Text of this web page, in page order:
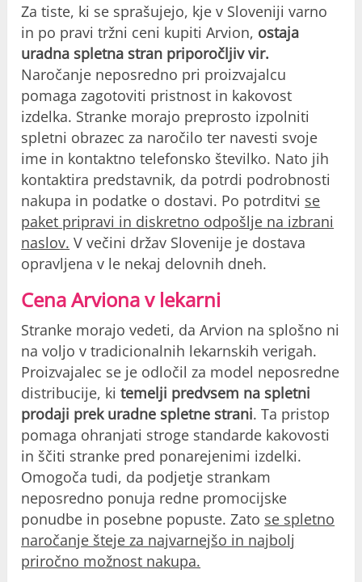
Za tiste, ki se sprašujejo, kje v Sloveniji varno
in po pravi tržni ceni kupiti Arvion, ostaja
uradna spletna stran priporočljiv vir.
Naročanje neposredno pri proizvajalcu
pomaga zagotoviti pristnost in kakovost
izdelka. Stranke morajo preprosto izpolniti
spletni obrazec za naročilo ter navesti svoje
ime in kontaktno telefonsko številko. Nato jih
kontaktira predstavnik, da potrdi podrobnosti
nakupa in podatke o dostavi. Po potrditvi se
paket pripravi in diskretno odpošlje na izbrani
naslov. V večini držav Slovenije je dostava
opravljena v le nekaj delovnih dneh.
Cena Arviona v lekarni
Stranke morajo vedeti, da Arvion na splošno ni
na voljo v tradicionalnih lekarnskih verigah.
Proizvajalec se je odločil za model neposredne
distribucije, ki temelji predvsem na spletni
prodaji prek uradne spletne strani. Ta pristop
pomaga ohranjati stroge standarde kakovosti
in ščiti stranke pred ponarejenimi izdelki.
Omogoča tudi, da podjetje strankam
neposredno ponuja redne promocijske
ponudbe in posebne popuste. Zato se spletno
naročanje šteje za najvarnejšo in najbolj
priročno možnost nakupa.